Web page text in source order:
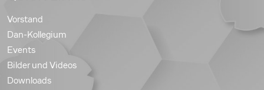
Vorstand
Dan-Kollegium
Events
Bilder und Videos
Downloads